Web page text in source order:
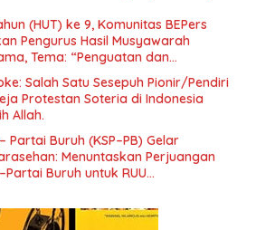
(HUT) ke 9, Komunitas BEPers
Pengurus Hasil Musyawarah
Tema: “Penguatan dan
KBI yang Berbasis Riset di seluruh
Salah Satu Sesepuh Pionir/Pendiri
Protestan Soteria di Indonesia
Allah.
Partai Buruh (KSP–PB) Gelar
Menuntaskan Perjuangan
Buruh untuk RUU